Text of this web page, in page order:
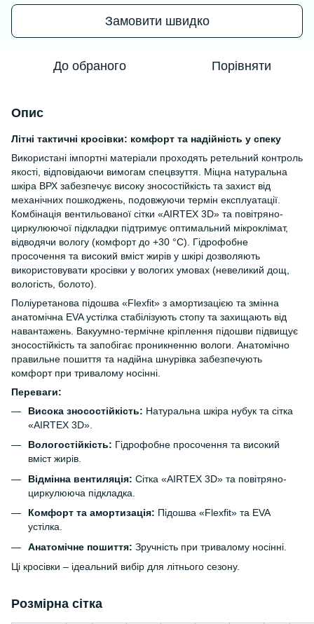
Замовити швидко
До обраного Порівняти
Опис
Літні тактичні кросівки: комфорт та надійність у спеку
Використані імпортні матеріали проходять ретельний контроль
якості, відповідаючи вимогам спецвзуття. Міцна натуральна
шкіра ВРХ забезпечує високу зносостійкість та захист від
механічних пошкоджень, подовжуючи термін експлуатації.
Комбінація вентильованої сітки «AIRTEX 3D» та повітряно-
циркулюючої підкладки підтримує оптимальний мікроклімат,
відводячи вологу (комфорт до +30 °С). Гідрофобне
просочення та високий вміст жирів у шкірі дозволяють
використовувати кросівки у вологих умовах (невеликий дощ,
вологість, болото).
Поліуретанова підошва «Flexfit» з амортизацією та змінна
анатомічна EVA устілка стабілізують стопу та захищають від
навантажень. Вакуумно-термічне кріплення підошви підвищує
зносостійкість та запобігає проникненню вологи. Анатомічно
правильне пошиття та надійна шнурівка забезпечують
комфорт при тривалому носінні.
Переваги:
Висока зносостійкість: Натуральна шкіра нубук та сітка
«AIRTEX 3D».
Вологостійкість: Гідрофобне просочення та високий
вміст жирів.
Відмінна вентиляція: Сітка «AIRTEX 3D» та повітряно-
циркулююча підкладка.
Комфорт та амортизація: Підошва «Flexfit» та EVA
устілка.
Анатомічне пошиття: Зручність при тривалому носінні.
Ці кросівки – ідеальний вибір для літнього сезону.
Розмірна сітка